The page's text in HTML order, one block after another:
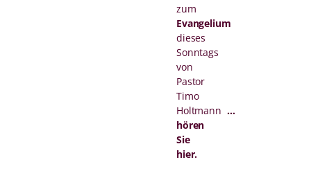
zum
Evangelium
dieses
Sonntags
von
Pastor
Timo
Holtmann …
hören
Sie
hier.